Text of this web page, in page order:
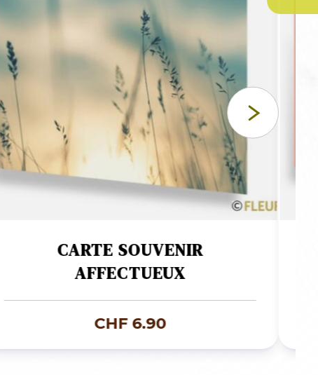
CARTE SOUVENIR
AFFECTUEUX
CHF6.90